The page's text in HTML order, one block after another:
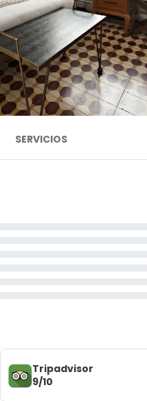
SERVICIOS
Tripadvisor
9/10